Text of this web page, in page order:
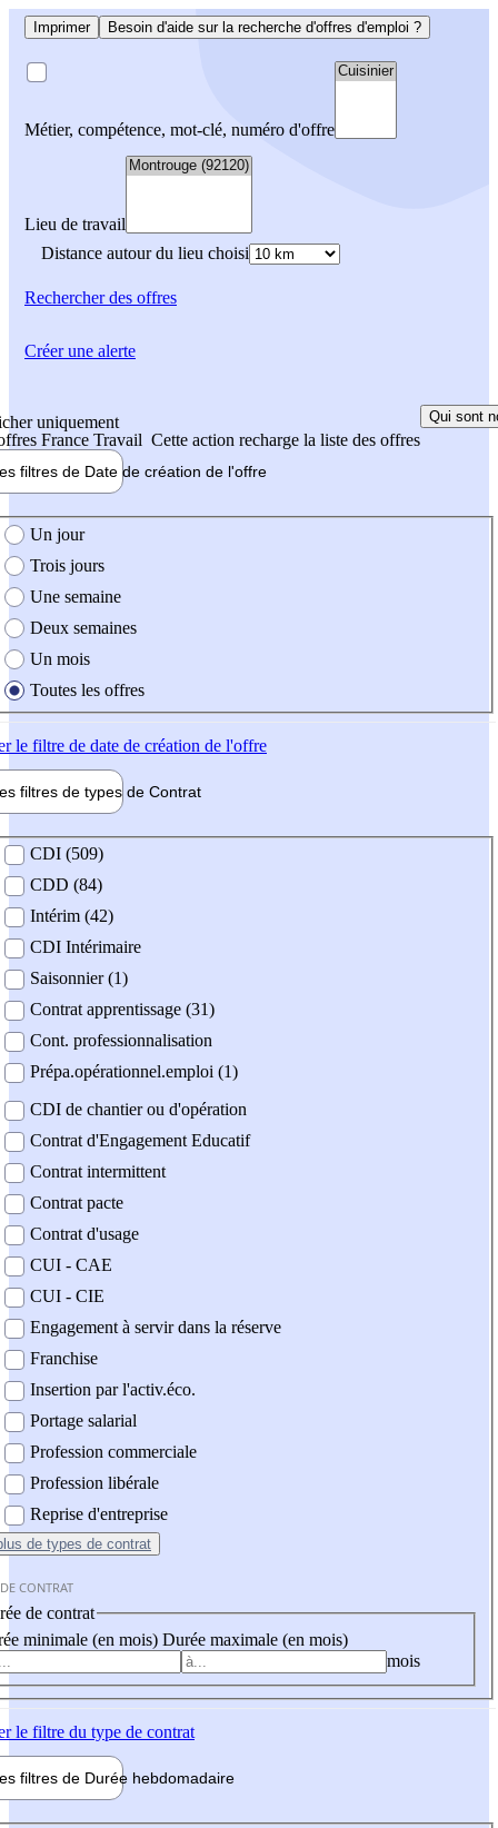
Imprimer Besoin d'aide sur la recherche d'offres d'emploi ?
Métier, compétence, mot-clé, numéro d'offre
Lieu de travail
Distance autour du lieu choisi
Rechercherdes offres
uniquement
France Travail Cette action recharge la liste des offres
Qui sont
filtres de Date de création de l'offre
création de l'offre
Un jour
Trois jours
Une semaine
Deux semaines
Un mois
Toutes les offres
le filtre de date de création de l'offre
filtres de types de Contrat
contrat
CDI (509)
CDD (84)
Intérim (42)
CDI Intérimaire
Saisonnier (1)
Contrat apprentissage (31)
Cont. professionnalisation
Prépa.opérationnel.emploi (1)
CDI de chantier ou d'opération
Contrat d'Engagement Educatif
Contrat intermittent
Contrat pacte
Contrat d'usage
CUI - CAE
CUI - CIE
Engagement à servir dans la réserve
Franchise
Insertion par l'activ.éco.
Portage salarial
Profession commerciale
Profession libérale
Reprise d'entreprise
de types de contrat
CONTRAT
de contrat
minimale (en mois) Durée maximale (en mois)
mois
le filtre du type de contrat
filtres de Durée hebdomadaire
Créer une alerte